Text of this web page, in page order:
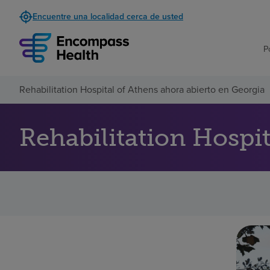
Encuentre una localidad cerca de usted
Rehabilitation Hospital of Athens ahora abierto en Georgia
Rehabilitation